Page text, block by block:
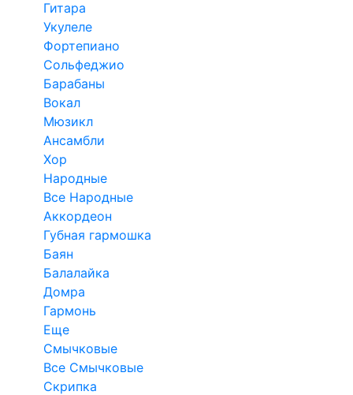
Гитара
Укулеле
Фортепиано
Сольфеджио
Барабаны
Вокал
Мюзикл
Ансамбли
Хор
Народные
Все Народные
Аккордеон
Губная гармошка
Баян
Балалайка
Домра
Гармонь
Еще
Смычковые
Все Смычковые
Скрипка